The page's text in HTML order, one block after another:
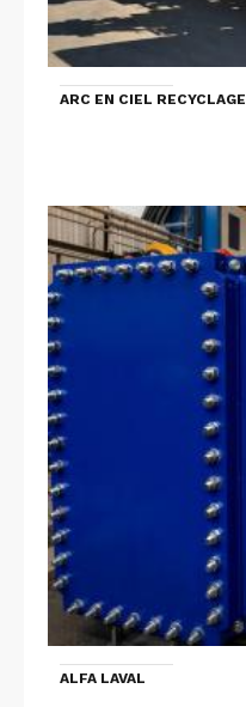
ARC EN CIEL RECYCLAGE
ALFA LAVAL